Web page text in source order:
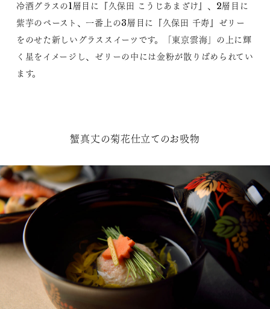
冷酒グラスの1層目に『久保田 こうじあまざけ』、2層目に
紫芋のペースト、一番上の3層目に『久保田 千寿』ゼリー
をのせた新しいグラススイーツです。「東京雲海」の上に輝
く星をイメージし、ゼリーの中には金粉が散りばめられてい
ます。
蟹真丈の菊花仕立てのお吸物